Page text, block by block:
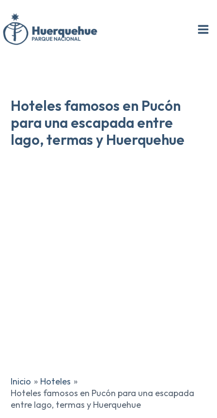
contenido
Hoteles famosos en Pucón
para una escapada entre
lago, termas y Huerquehue
Inicio
Hoteles
Hoteles famosos en Pucón para una escapada
entre lago, termas y Huerquehue